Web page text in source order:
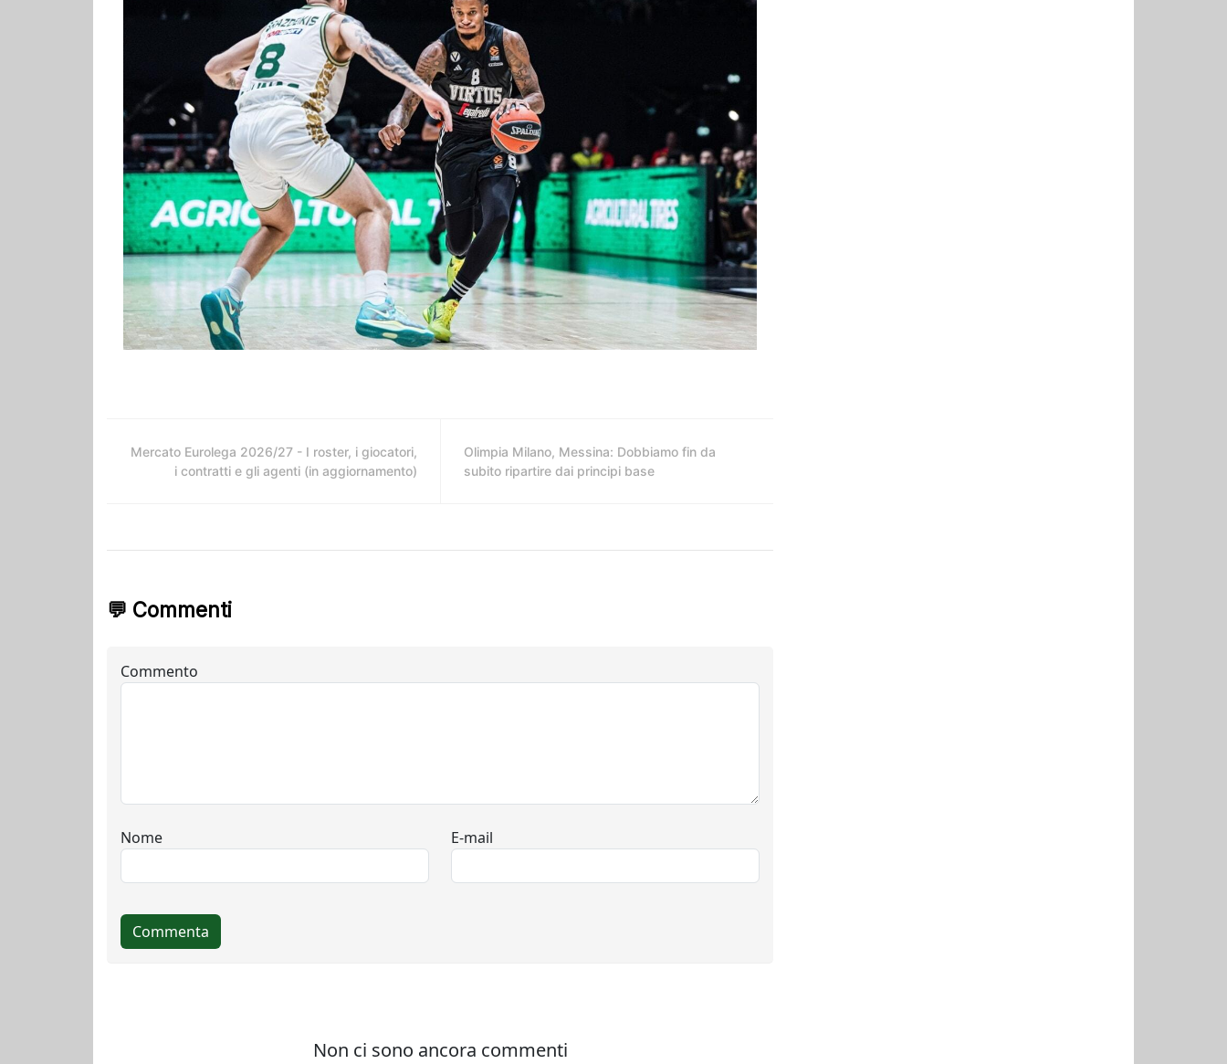
Mercato Eurolega 2026/27 - I roster, i giocatori,
i contratti e gli agenti (in aggiornamento)
Olimpia Milano, Messina: Dobbiamo fin da
subito ripartire dai principi base
💬 Commenti